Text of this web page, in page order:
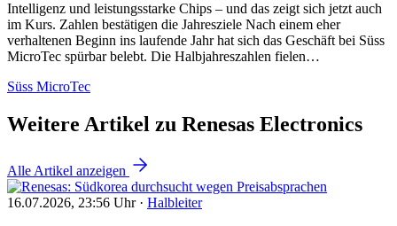
Intelligenz und leistungsstarke Chips – und das zeigt sich jetzt auch
im Kurs. Zahlen bestätigen die Jahresziele Nach einem eher
verhaltenen Beginn ins laufende Jahr hat sich das Geschäft bei Süss
MicroTec spürbar belebt. Die Halbjahreszahlen fielen…
Süss MicroTec
Weitere Artikel zu Renesas Electronics
Alle Artikel anzeigen
16.07.2026, 23:56 Uhr · Halbleiter